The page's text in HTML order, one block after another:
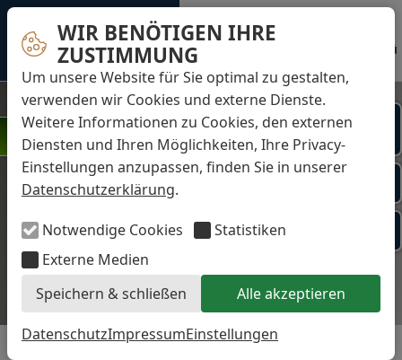
WIR BENÖTIGEN IHRE
ZUSTIMMUNG
Um unsere Website für Sie optimal zu gestalten,
verwenden wir Cookies und externe Dienste.
Weitere Informationen zu Cookies, den externen
Diensten und Ihren Möglichkeiten, Ihre Privacy-
Einstellungen anzupassen, finden Sie in unserer
Datenschutzerklärung.
Notwendige Cookies
Statistiken
Externe Medien
Speichern & schließen
Alle akzeptieren
DatenschutzImpressumEinstellungen
Sprechzeiten
Zahnerhaltung am Schloss
Dr. Buscot und Kollegen
Menü
WIR STELLEN EIN!
»KLICK HIER «
Termine
Online
buchen
Kontakt via